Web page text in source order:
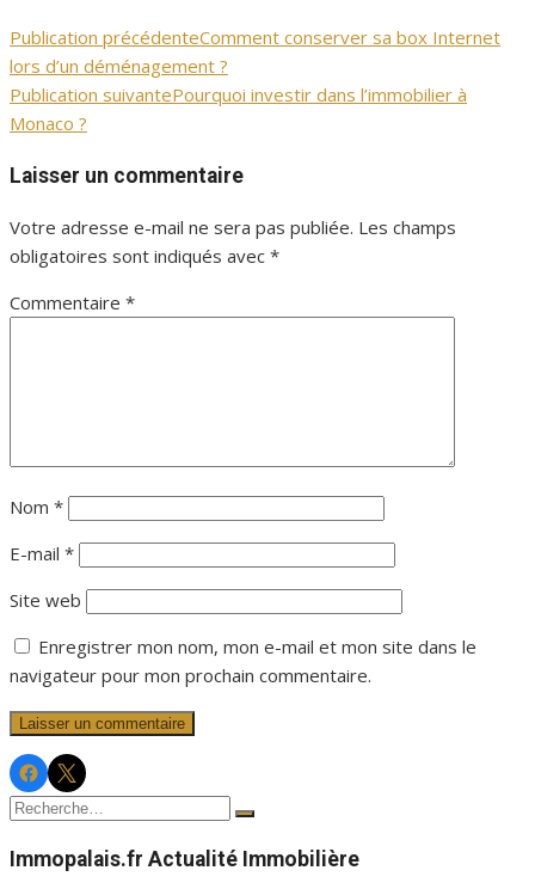
Navigation
de
l’article
Publication précédenteComment conserver sa box Internet
lors d’un déménagement ?
Publication suivantePourquoi investir dans l’immobilier à
Monaco ?
Laisser un commentaire
Votre adresse e-mail ne sera pas publiée. Les champs
obligatoires sont indiqués avec *
Commentaire *
Nom *
E-mail *
Site web
Enregistrer mon nom, mon e-mail et mon site dans le
navigateur pour mon prochain commentaire.
Facebook
Immopalais
Twitter
Immopalais
Recherche
Rechercher
Immopalais.fr Actualité Immobilière